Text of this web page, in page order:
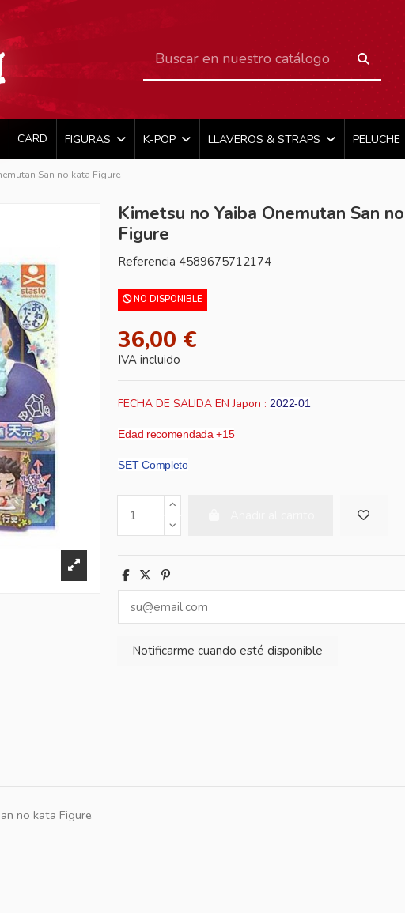
CARD FIGURAS K-POP LLAVEROS & STRAPS PELUCHE
San no kata Figure
Kimetsu no Yaiba Onemutan San
Figure
Referencia 4589675712174
NO DISPONIBLE
36,00 €
IVA incluido
FECHA DE SALIDA EN Japon : 2022-01
Edad recomendada +15
SET Completo
no kata Figure